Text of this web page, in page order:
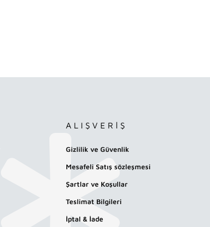
ALIŞVERİŞ
Gizlilik ve Güvenlik
Mesafeli Satış sözleşmesi
Şartlar ve Koşullar
Teslimat Bilgileri
İptal & İade